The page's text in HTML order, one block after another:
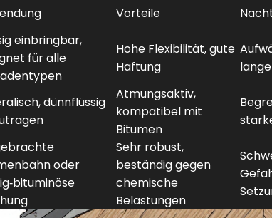
Vorteile
einbringbar,
für alle
Hohe Flexibilität, gute
Haftung
dünnflüssig
Atmungsaktiv,
kompatibel mit
Bitumen
oder
Sehr robust,
beständig gegen
chemische
Belastungen